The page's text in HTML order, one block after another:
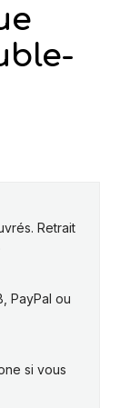
Retrait
PayPal ou
si vous